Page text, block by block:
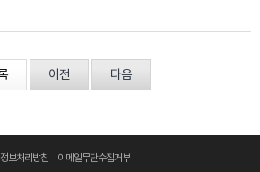
이전 다음
보처리방침 이메일무단수집거부